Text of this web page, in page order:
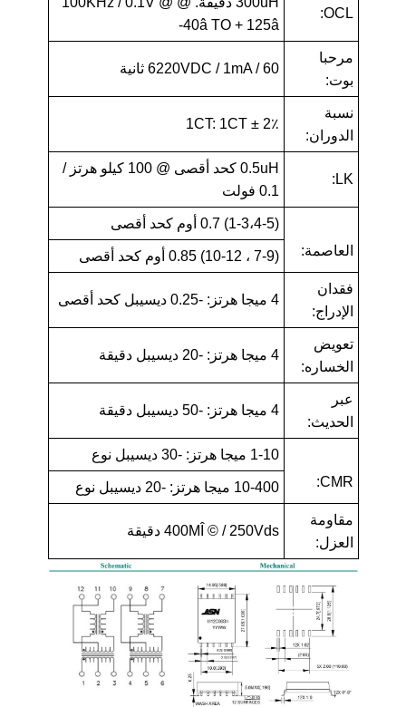
OCL:
-40â TO + 125â
مرحبا
بوت:
6220VDC / 1mA / 60 ثانية
نسبة
الدوران:
1CT: 1CT ± 2٪
LK:
0.5uH كحد أقصى @ 100 كيلو هرتز /
0.1 فولت
العاصمة:
(1-3،4-5) 0.7 أوم كحد أقصى
(7-9 ، 10-12) 0.85 أوم كحد أقصى
فقدان
الإدراج:
4 ميجا هرتز: -0.25 ديسيبل كحد أقصى
تعويض
الخساره:
4 ميجا هرتز: -20 ديسيبل دقيقة
عبر
الحديث:
4 ميجا هرتز: -50 ديسيبل دقيقة
CMR:
1-10 ميجا هرتز: -30 ديسيبل نوع
10-400 ميجا هرتز: -20 ديسيبل نوع
مقاومة
العزل:
400MÎ © / 250Vds دقيقة